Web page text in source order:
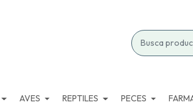
AVES REPTILES PECES